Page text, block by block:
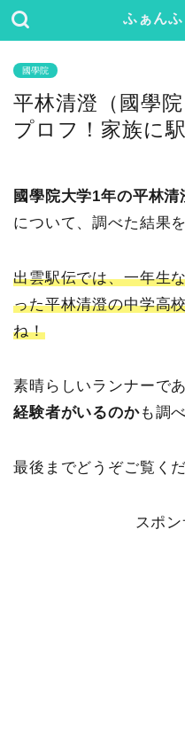
ふぁん
國學院
平林清澄（國學
プロフ！家族に
國學院大学1年の平林
について、調べた結果
出雲駅伝では、一年生
った平林清澄の中学高
ね！
素晴らしいランナーであ
経験者がいるのかも調
最後までどうぞご覧く
スポ